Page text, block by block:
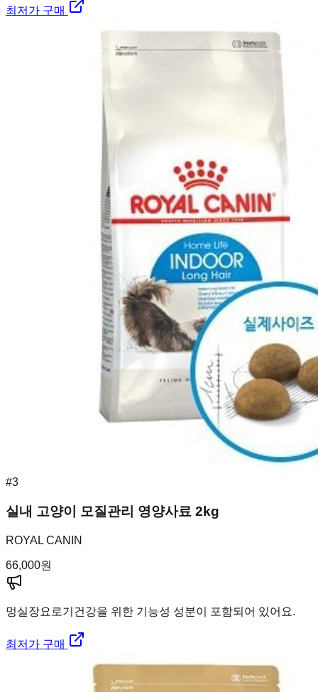
최저가 구매
#3
실내 고양이 모질관리 영양사료 2kg
ROYAL CANIN
66,000원
멍실장요로기건강을 위한 기능성 성분이 포함되어 있어요.
최저가 구매